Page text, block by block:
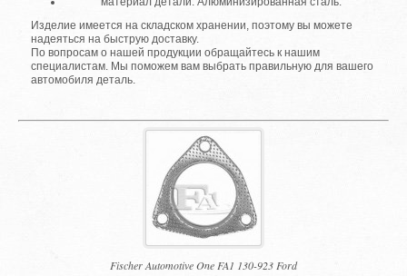
Изделие имеется на складском хранении, поэтому вы можете
надеяться на быструю доставку.
По вопросам о нашей продукции обращайтесь к нашим
специалистам. Мы поможем вам выбрать правильную для вашего
автомобиля деталь.
Fischer Automotive One FA1 130-923 Ford